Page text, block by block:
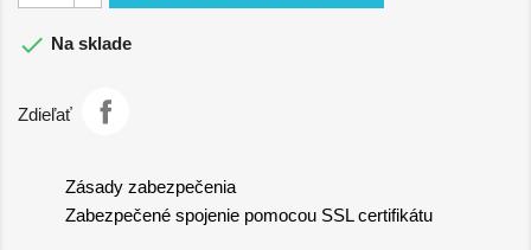
 Na sklade
Zdieľať
Zásady zabezpečenia
Zabezpečené spojenie pomocou SSL certifikátu